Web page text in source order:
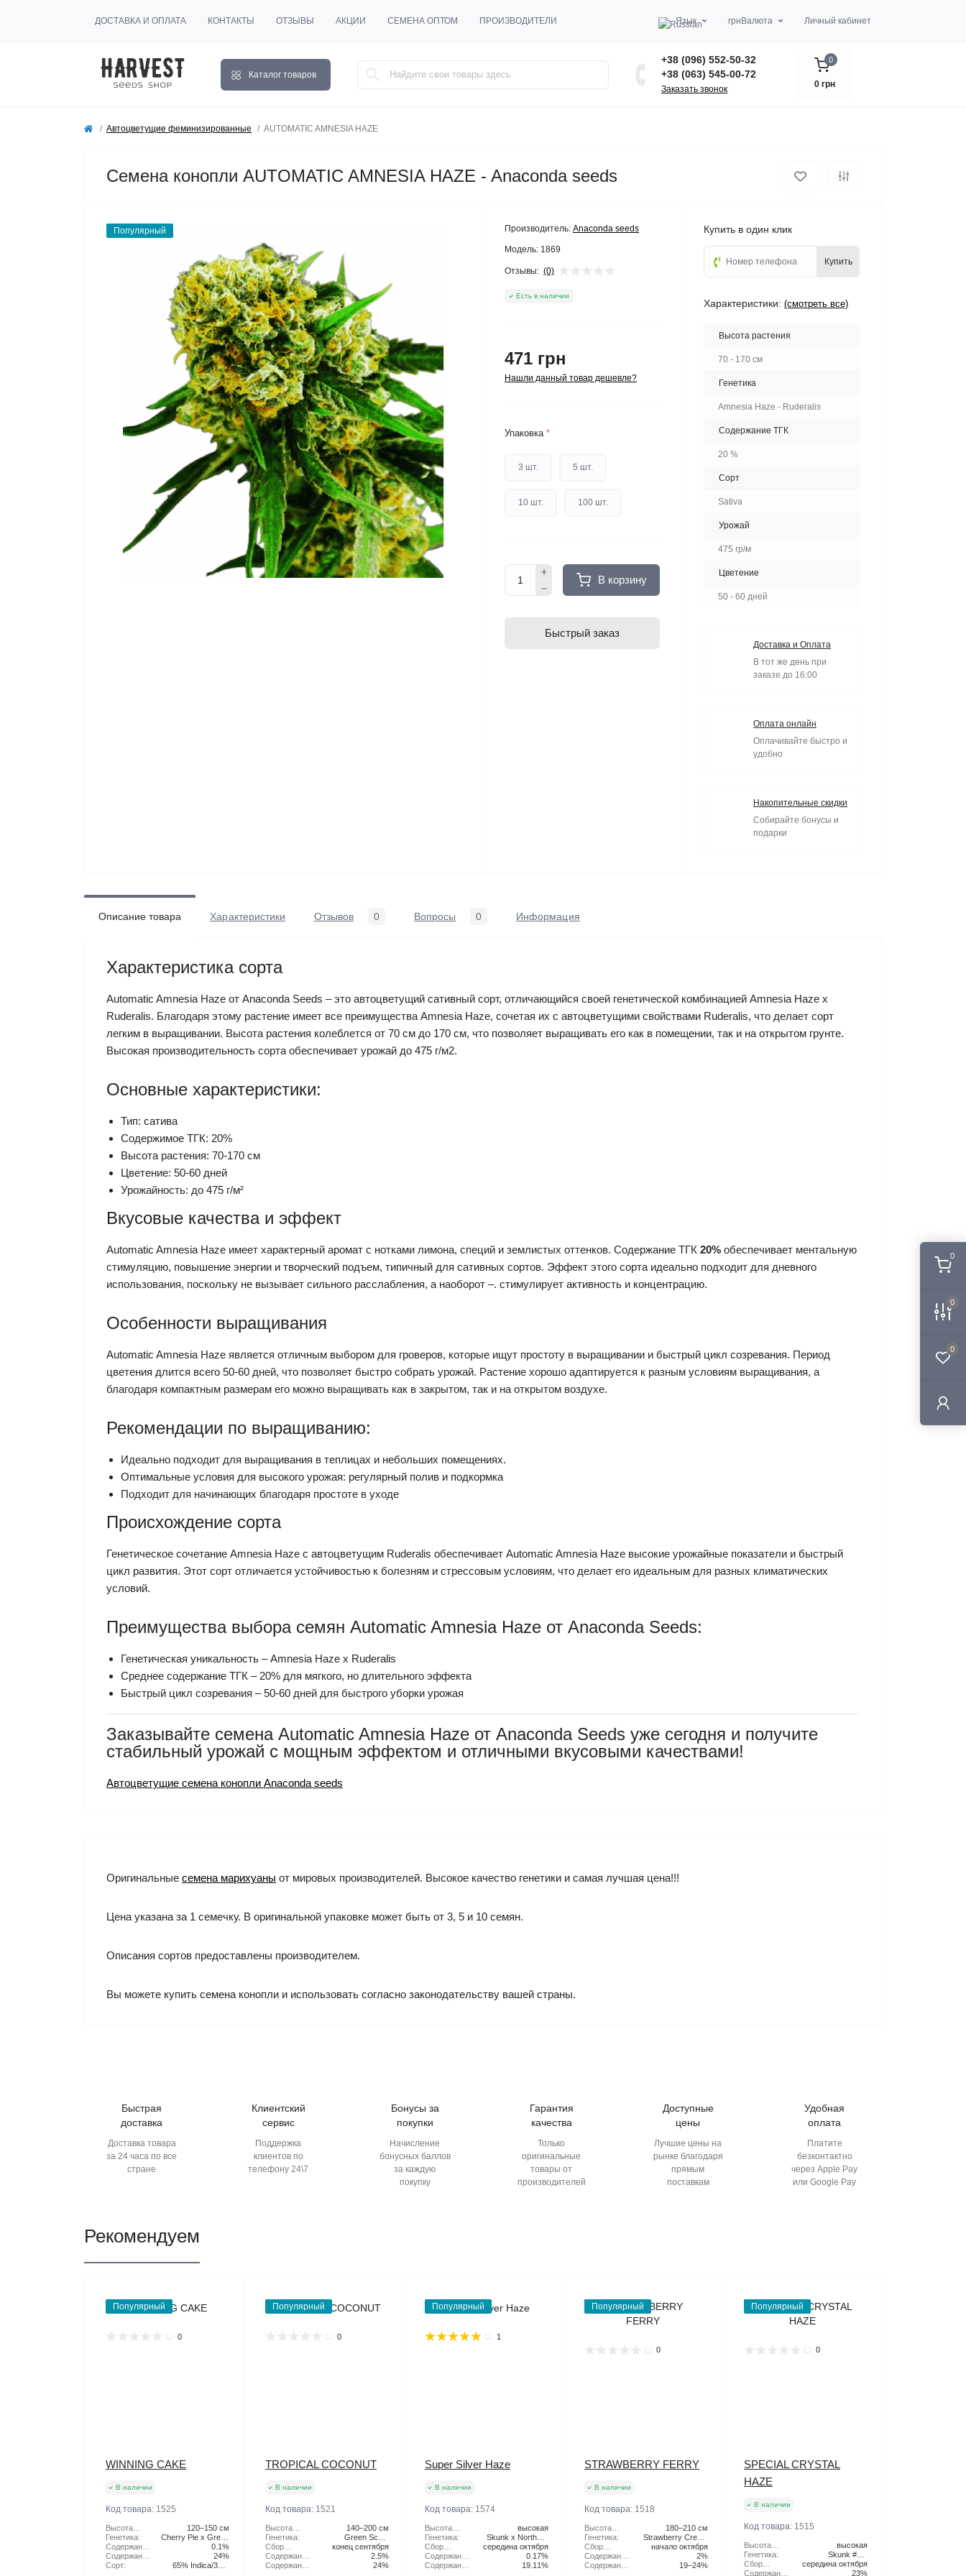
0
0
0
ДОСТАВКА И ОПЛАТА КОНТАКТЫ ОТЗЫВЫ АКЦИИ СЕМЕНА ОПТОМ ПРОИЗВОДИТЕЛИ Язык грн Валюта Личный кабинет
Каталог товаров
+38 (096) 552-50-32
+38 (063) 545-00-72
Заказать звонок
0
0 грн
Автоцветущие феминизированные AUTOMATIC AMNESIA HAZE
Семена конопли AUTOMATIC AMNESIA HAZE - Anaconda seeds
Популярный Производитель: Anaconda seeds
Модель: 1869
Отзывы: (0)
Есть в наличии
471 грн
Нашли данный товар дешевле?
Упаковка *
3 шт. 5 шт.
10 шт. 100 шт.
В корзину
Быстрый заказ
Купить в один клик
Купить
Характеристики: (смотреть все)
Высота растения
70 - 170 см
Генетика
Amnesia Haze - Ruderalis
Содержание ТГК
20 %
Сорт
Sativa
Урожай
475 гр/м
Цветение
50 - 60 дней
Доставка и Оплата
В тот же день при
заказе до 16:00
Оплата онлайн
Оплачивайте быстро и
удобно
Накопительные скидки
Собирайте бонусы и
подарки
Описание товара Характеристики Отзывов 0 Вопросы 0 Информация
Характеристика сорта
Automatic Amnesia Haze от Anaconda Seeds – это автоцветущий сативный сорт, отличающийся своей генетической комбинацией Amnesia Haze x
Ruderalis. Благодаря этому растение имеет все преимущества Amnesia Haze, сочетая их с автоцветущими свойствами Ruderalis, что делает сорт
легким в выращивании. Высота растения колеблется от 70 см до 170 см, что позволяет выращивать его как в помещении, так и на открытом грунте.
Высокая производительность сорта обеспечивает урожай до 475 г/м2.
Основные характеристики:
Тип: сатива
Содержимое ТГК: 20%
Высота растения: 70-170 см
Цветение: 50-60 дней
Урожайность: до 475 г/м²
Вкусовые качества и эффект
Automatic Amnesia Haze имеет характерный аромат с нотками лимона, специй и землистых оттенков. Содержание ТГК 20% обеспечивает ментальную
стимуляцию, повышение энергии и творческий подъем, типичный для сативных сортов. Эффект этого сорта идеально подходит для дневного
использования, поскольку не вызывает сильного расслабления, а наоборот –. стимулирует активность и концентрацию.
Особенности выращивания
Automatic Amnesia Haze является отличным выбором для гроверов, которые ищут простоту в выращивании и быстрый цикл созревания. Период
цветения длится всего 50-60 дней, что позволяет быстро собрать урожай. Растение хорошо адаптируется к разным условиям выращивания, а
благодаря компактным размерам его можно выращивать как в закрытом, так и на открытом воздухе.
Рекомендации по выращиванию:
Идеально подходит для выращивания в теплицах и небольших помещениях.
Оптимальные условия для высокого урожая: регулярный полив и подкормка
Подходит для начинающих благодаря простоте в уходе
Происхождение сорта
Генетическое сочетание Amnesia Haze с автоцветущим Ruderalis обеспечивает Automatic Amnesia Haze высокие урожайные показатели и быстрый
цикл развития. Этот сорт отличается устойчивостью к болезням и стрессовым условиям, что делает его идеальным для разных климатических
условий.
Преимущества выбора семян Automatic Amnesia Haze от Anaconda Seeds:
Генетическая уникальность – Amnesia Haze x Ruderalis
Среднее содержание ТГК – 20% для мягкого, но длительного эффекта
Быстрый цикл созревания – 50-60 дней для быстрого уборки урожая
Заказывайте семена Automatic Amnesia Haze от Anaconda Seeds уже сегодня и получите
стабильный урожай с мощным эффектом и отличными вкусовыми качествами!
Автоцветущие семена конопли Anaconda seeds
Оригинальные семена марихуаны от мировых производителей. Высокое качество генетики и самая лучшая цена!!!
Цена указана за 1 семечку. В оригинальной упаковке может быть от 3, 5 и 10 семян.
Описания сортов предоставлены производителем.
Вы можете купить семена конопли и использовать согласно законодательству вашей страны.
Быстрая
доставка
Доставка товара
за 24 часа по все
стране
Клиентский
сервис
Поддержка
клиентов по
телефону 24\7
Бонусы за
покупки
Начисление
бонусных баллов
за каждую
покупку
Гарантия
качества
Только
оригинальные
товары от
производителей
Доступные
цены
Лучшие цены на
рынке благодаря
прямым
поставкам
Удобная
оплата
Платите
безконтактно
через Apple Pay
или Google Pay
Рекомендуем
Популярный
0
WINNING CAKE
В наличии
Код товара: 1525
Высота
растения:
120–150 см
Генетика:
Cherry Pie x Green
Scout Cookies
Содержание
CBD:
0.1%
Содержание
ТГК:
24%
Сорт:
65% Indica/35%
Популярный
0
TROPICAL COCONUT
В наличии
Код товара: 1521
Высота
растения:
140–200 см
Генетика:
Green Scout
Cookies x Tangie
Сбор
Урожая:
конец сентября
Содержание
CBD:
2.5%
Содержание
24%
Популярный
1
Super Silver Haze
В наличии
Код товара: 1574
Высота
растения:
высокая
Генетика:
Skunk x Northern
Lights x Haze
Сбор
Урожая:
середина октября
Содержание
CBD:
0.17%
Содержание
19.11%
Популярный
0
STRAWBERRY FERRY
В наличии
Код товара: 1518
Высота
растения:
180–210 см
Генетика:
Strawberry Cream
Pie x Original Haze
Сбор
Урожая:
начало октября
Содержание
CBD:
2%
Содержание
19–24%
Популярный
0
SPECIAL CRYSTAL
HAZE
В наличии
Код товара: 1515
Высота
растения:
высокая
Генетика:
Skunk #1 x
Northern Lights x
Haze
Сбор
Урожая:
середина октября
Содержание
23%